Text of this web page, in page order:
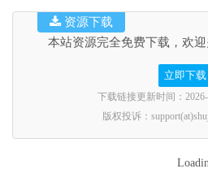
本站资源完全免费下载，欢迎
立即下载
下载链接更新时间：2026-
版权投诉：
资源下载